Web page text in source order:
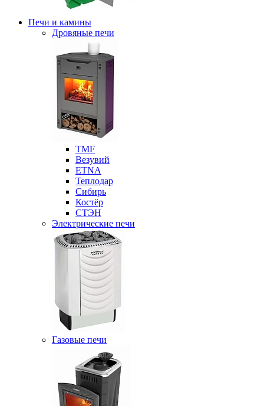
Печи и камины
Дровяные печи
ТМF
Везувий
ETNA
Теплодар
Сибирь
Костёр
СТЭН
Электрические печи
Газовые печи